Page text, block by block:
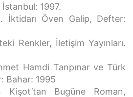
İstanbul: 1997.
İktidarı Öven Galip, Defter:
Renkler, İletişim Yayınları.
Hamdi Tanpınar ve Türk
Bahar: 1995
Bugüne Roman,